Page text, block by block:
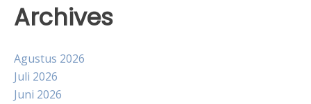
Archives
Agustus 2026
Juli 2026
Juni 2026